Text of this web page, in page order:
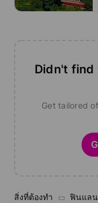
Didn't find
Get tailored
สิ่งที่ต้องทำ ฟินแล